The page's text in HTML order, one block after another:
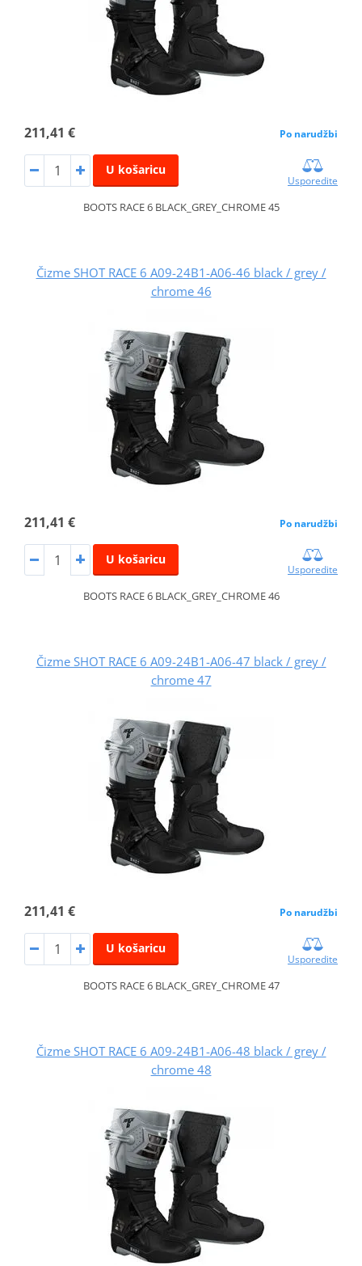
211,41 € Po narudžbi
U košaricu
Usporedite
BOOTS RACE 6 BLACK_GREY_CHROME 45
Čizme SHOT RACE 6 A09-24B1-A06-46 black / grey /
chrome 46
211,41 € Po narudžbi
U košaricu
Usporedite
BOOTS RACE 6 BLACK_GREY_CHROME 46
Čizme SHOT RACE 6 A09-24B1-A06-47 black / grey /
chrome 47
211,41 € Po narudžbi
U košaricu
Usporedite
BOOTS RACE 6 BLACK_GREY_CHROME 47
Čizme SHOT RACE 6 A09-24B1-A06-48 black / grey /
chrome 48